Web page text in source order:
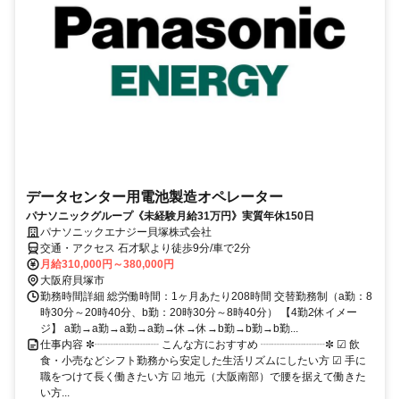
データセンター用電池製造オペレーター
パナソニックグループ《未経験月給31万円》実質年休150日
パナソニックエナジー貝塚株式会社
交通・アクセス 石才駅より徒歩9分/車で2分
月給310,000円～380,000円
大阪府貝塚市
勤務時間詳細 総労働時間：1ヶ月あたり208時間 交替勤務制（a勤：8
時30分～20時40分、b勤：20時30分～8時40分） 【4勤2休イメー
ジ】 a勤→a勤→a勤→a勤→休→休→b勤→b勤→b勤...
仕事内容 ✼┈┈┈┈┈┈ こんな方におすすめ ┈┈┈┈┈┈✼ ☑ 飲
食・小売などシフト勤務から安定した生活リズムにしたい方 ☑ 手に
職をつけて長く働きたい方 ☑ 地元（大阪南部）で腰を据えて働きた
い方...